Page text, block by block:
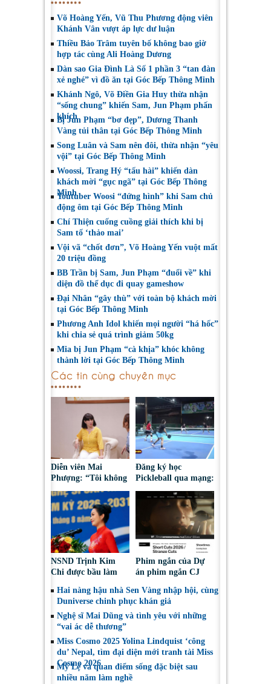
Võ Hoàng Yến, Vũ Thu Phương động viên
Khánh Vân vượt áp lực dư luận
Thiều Bảo Trâm tuyên bố không bao giờ
hợp tác cùng Ali Hoàng Dương
Dàn sao Gia Đình Là Số 1 phần 3 “tan đàn
xẻ nghé” vì đồ ăn tại Góc Bếp Thông Minh
Khánh Ngô, Võ Điền Gia Huy thừa nhận
“sống chung” khiến Sam, Jun Phạm phấn
khích
Bị Jun Phạm “bơ đẹp”, Dương Thanh
Vàng tủi thân tại Góc Bếp Thông Minh
Song Luân và Sam nên đôi, thừa nhận “yêu
vội” tại Góc Bếp Thông Minh
Woossi, Trang Hý “tấu hài” khiến dàn
khách mời “gục ngã” tại Góc Bếp Thông
Minh
Youtuber Woosi “đứng hình” khi Sam chủ
động ôm tại Góc Bếp Thông Minh
Chí Thiện cuống cuồng giải thích khi bị
Sam tố ‘thảo mai’
Vội vã “chốt đơn”, Võ Hoàng Yến vuột mất
20 triệu đồng
BB Trần bị Sam, Jun Phạm “đuổi về” khi
diện đồ thể dục đi quay gameshow
Đại Nhân “gây thù” với toàn bộ khách mời
tại Góc Bếp Thông Minh
Phương Anh Idol khiến mọi người “há hốc”
khi chia sẻ quá trình giảm 50kg
Mia bị Jun Phạm “cà khịa” khóc không
thành lời tại Góc Bếp Thông Minh
Các tin cùng chuyên mục
Diễn viên Mai
Phượng: “Tôi không
những gì mình đã
chọn”
Đăng ký học
Pickleball qua mạng:
đoạt tài sản
NSND Trịnh Kim
Chi được bầu làm
Nghệ sĩ Sân khấu
Việt Nam
Phim ngắn của Dự
án phim ngắn CJ
tại LHP quốc tế
Toronto 2026
Hai nàng hậu nhà Sen Vàng nhập hội, cùng
Duniverse chinh phục khán giả
Nghệ sĩ Mai Dũng và tình yêu với những
“vai ác dễ thương”
Miss Cosmo 2025 Yolina Lindquist ‘công
du’ Nepal, tìm đại diện mới tranh tài Miss
Cosmo 2026
Mỹ Lệ và quan điểm sống đặc biệt sau
nhiều năm làm nghề